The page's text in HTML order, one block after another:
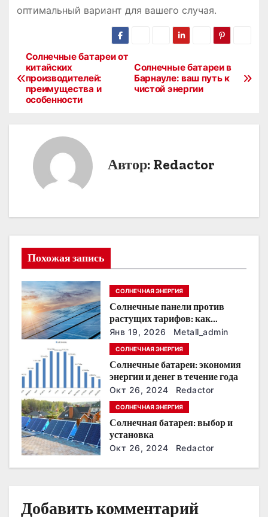
оптимальный вариант для вашего случая.
Н
а
я
п
о
з
п
и
с
я
м
Солнечные батареи в
Барнауле: ваш путь к
чистой энергии
Солнечные батареи от
китайских
производителей:
преимущества и
особенности
Автор: Redactor
Похожая запись
СОЛНЕЧНАЯ ЭНЕРГИЯ
Солнечные панели против
растущих тарифов: как
сохранить
энергонезависимость в
ближайшие годы
Янв 19, 2026 Metall_admin
СОЛНЕЧНАЯ ЭНЕРГИЯ
Солнечные батареи: экономия
энергии и денег в течение года
Окт 26, 2024 Redactor
СОЛНЕЧНАЯ ЭНЕРГИЯ
Солнечная батарея: выбор и
установка
Окт 26, 2024 Redactor
Добавить комментарий